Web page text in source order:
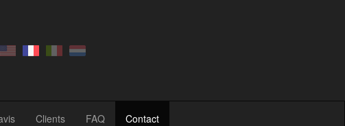
Clients FAQ Contact